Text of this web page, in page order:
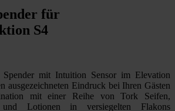
für
S4
mit Intuition Sensor im Elevation
ausgezeichneten Eindruck bei Ihren Gästen
mit einer Reihe von Tork Seifen,
und Lotionen in versiegelten Flakons